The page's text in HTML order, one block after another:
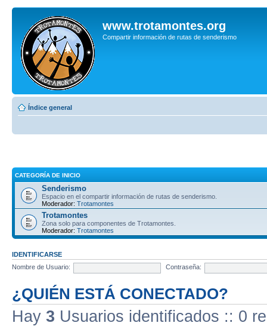
www.trotamontes.org
Compartir información de rutas de senderismo
Índice general
CATEGORÍA DE INICIO
Senderismo
Espacio en el compartir información de rutas de senderismo.
Moderador: Trotamontes
Trotamontes
Zona solo para componentes de Trotamontes.
Moderador: Trotamontes
IDENTIFICARSE
Nombre de Usuario:
Contraseña:
¿QUIÉN ESTÁ CONECTADO?
Hay 3 Usuarios identificados :: 0